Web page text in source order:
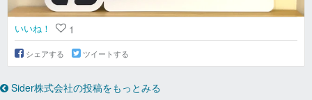
いいね！ 1
シェアする ツイートする
Sider株式会社の投稿をもっとみる